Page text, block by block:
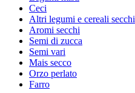
Ceci
Altri legumi e cereali secchi
Aromi secchi
Semi di zucca
Semi vari
Mais secco
Orzo perlato
Farro